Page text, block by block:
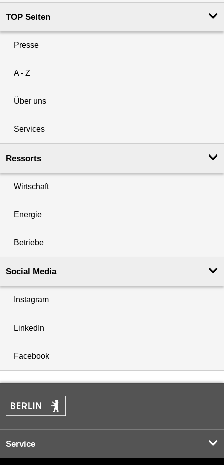
TOP Seiten
Presse
A - Z
Über uns
Services
Ressorts
Wirtschaft
Energie
Betriebe
Social Media
Instagram
LinkedIn
Facebook
Service